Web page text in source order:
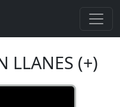
LLANES (+)